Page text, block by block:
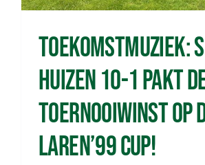
Toekomstmuziek:
Huizen 10-1 pakt
toernooiwinst op
Laren’99 Cup!